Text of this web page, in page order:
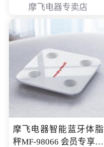
摩飞电器专卖店
摩飞电器智能蓝牙体脂
秤MF-98066 会员专享价